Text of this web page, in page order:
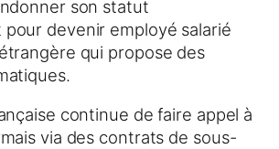
son statut
pour devenir employé salarié
qui propose des
continue de faire appel à
via des contrats de sous-